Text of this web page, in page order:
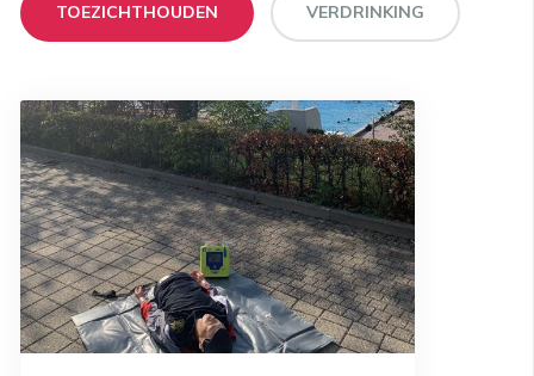
TOEZICHTHOUDEN VERDRINKING